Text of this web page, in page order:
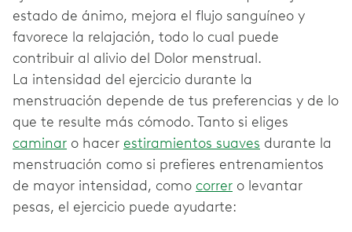
estado de ánimo, mejora el flujo sanguíneo y
favorece la relajación, todo lo cual puede
contribuir al alivio del Dolor menstrual.
La intensidad del ejercicio durante la
menstruación depende de tus preferencias y de lo
que te resulte más cómodo. Tanto si eliges
caminar o hacer estiramientos suaves durante la
menstruación como si prefieres entrenamientos
de mayor intensidad, como correr o levantar
pesas, el ejercicio puede ayudarte: